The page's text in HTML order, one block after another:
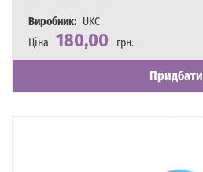
Виробник: UKC
Ціна 180,00
грн.
Наявність
Є в наявності
Придбати